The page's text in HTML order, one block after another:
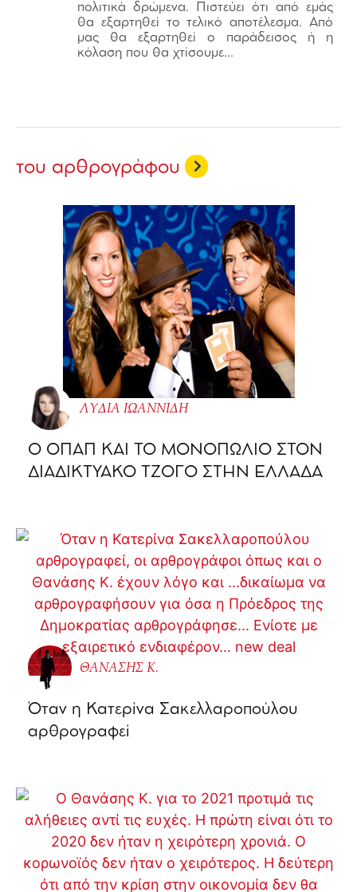
πολιτικά δρώμενα. Πιστεύει ότι από εμάς
θα εξαρτηθεί το τελικό αποτέλεσμα. Από
μας θα εξαρτηθεί ο παράδεισος ή η
κόλαση που θα χτίσουμε...
του αρθρογράφου
ΛΥΔΙΑ ΙΩΑΝΝΙΔΗ
O ΟΠΑΠ ΚΑΙ ΤΟ ΜΟΝΟΠΩΛΙΟ ΣΤΟΝ
ΔΙΑΔΙΚΤΥΑΚΟ ΤΖΟΓΟ ΣΤΗΝ ΕΛΛΑΔΑ
ΘΑΝΑΣΗΣ Κ.
Όταν η Κατερίνα Σακελλαροπούλου
αρθρογραφεί